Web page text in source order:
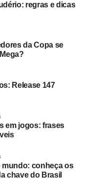
regras e dicas
da Copa se
Release 147
em jogos: frases
conheça os
chave do Brasil